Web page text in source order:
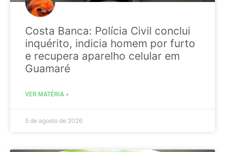
Costa Banca: Polícia Civil conclui
inquérito, indicia homem por furto
e recupera aparelho celular em
Guamaré
VER MATÉRIA »
5 de agosto de 2026